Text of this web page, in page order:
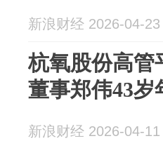
新浪财经 2026-04-23
杭氧股份高管
董事郑伟43岁
新浪财经 2026-04-11